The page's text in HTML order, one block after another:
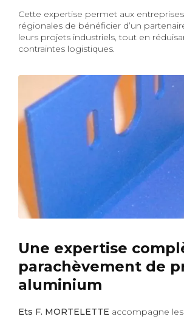
Cette expertise permet aux
régionales de bénéficier d’un
leurs projets industriels, tout en
contraintes logistiques.
Une expertise
parachèvement de
aluminium
Ets F. MORTELETTE accompagne